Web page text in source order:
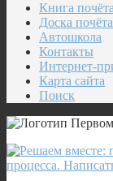
Книга почёта
Доска почёта
Автошкола
Контакты
Интернет-
Карта сайта
Поиск